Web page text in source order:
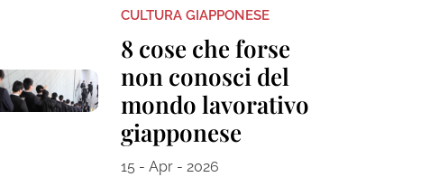
CULTURA GIAPPONESE
8 cose che forse
non conosci del
mondo lavorativo
giapponese
15 - Apr - 2026